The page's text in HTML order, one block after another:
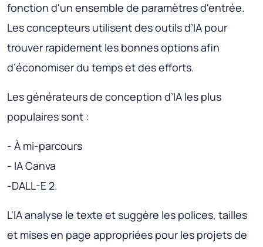
fonction d'un ensemble de paramètres d'entrée.
Les concepteurs utilisent des outils d’IA pour
trouver rapidement les bonnes options afin
d’économiser du temps et des efforts.
Les générateurs de conception d’IA les plus
populaires sont :
- À mi-parcours
- IA Canva
-DALL-E 2.
L'IA analyse le texte et suggère les polices, tailles
et mises en page appropriées pour les projets de